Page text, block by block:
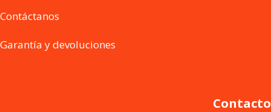
Contáctanos
Garantía y devoluciones
Contacto